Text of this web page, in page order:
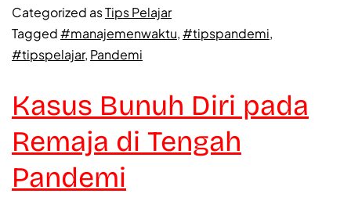
Categorized asTips Pelajar
Tagged#manajemenwaktu,#tipspandemi,
#tipspelajar, Pandemi
Kasus Bunuh Diri pada
Remaja di Tengah
Pandemi